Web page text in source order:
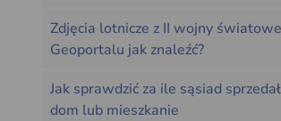
Zdjęcia lotnicze z II wojny
Geoportalu jak znaleźć?
Jak sprawdzić za ile sąsiad
dom lub mieszkanie